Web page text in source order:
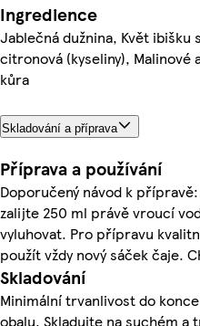
Ingredience
Jablečná dužnina, Květ ibišku
citronová (kyseliny), Malinové
kůra
Skladování a příprava
Příprava a používání
Doporučený návod k
zalijte 250 ml právě vroucí
vyluhovat. Pro přípravu
použít vždy nový sáček čaje.
Skladování
Minimální trvanlivost do
obalu. Skladujte na suchém